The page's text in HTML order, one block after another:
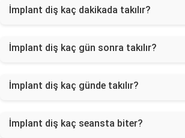
İmplant diş kaç dakikada takılır?
İmplant diş kaç gün sonra takılır?
İmplant diş kaç günde takılır?
İmplant diş kaç seansta biter?